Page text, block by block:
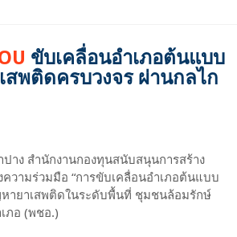
ขับเคลื่อนอำเภอต้นแบบ
พติดครบวงจร ผ่านกลไก
าง สำนักงานกองทุนสนับสนุนการสร้าง
วามร่วมมือ “การขับเคลื่อนอำเภอต้นแบบ
ายาเสพติดในระดับพื้นที่ ชุมชนล้อมรักษ์
ภอ (พชอ.)